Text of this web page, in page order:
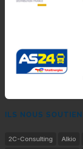
ILS NOUS
2C-Consulting Alkio